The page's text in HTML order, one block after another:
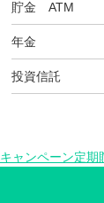
貯金 ATM
年金
投資信託
キャンペーン定期